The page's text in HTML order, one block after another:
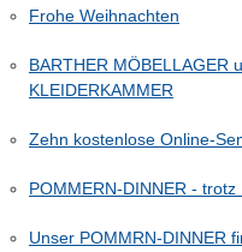
Frohe Weihnachten
BARTHER MÖBELLAGER
KLEIDERKAMMER
Zehn kostenlose Online-
POMMERN-DINNER - trotz
Unser POMMRN-DINNER